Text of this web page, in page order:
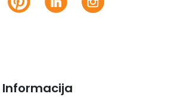
Informacija